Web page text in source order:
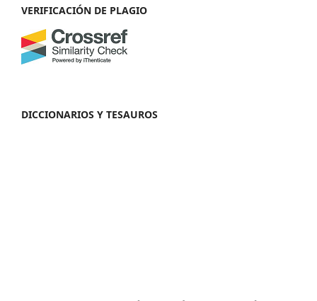
VERIFICACIÓN DE PLAGIO
DICCIONARIOS Y TESAUROS